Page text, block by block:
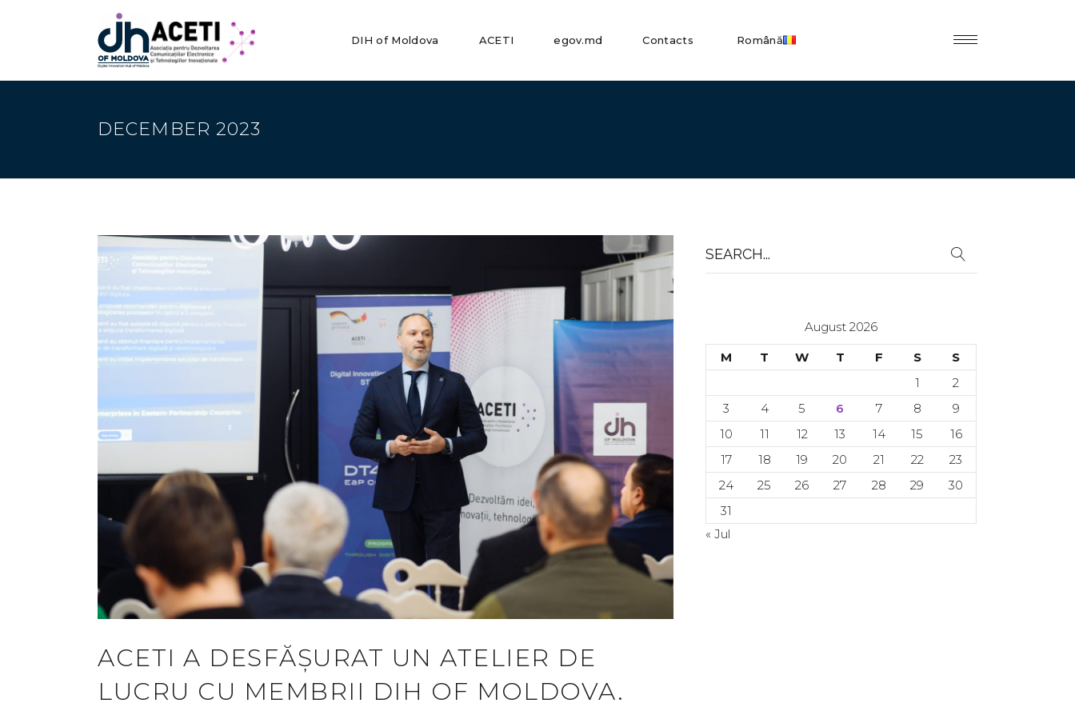
DIH of Moldova ACETI egov.md Contacts Română
DECEMBER 2023
ACETI A DESFĂȘURAT UN ATELIER DE
LUCRU CU MEMBRII DIH OF MOLDOVA.
for:
August 2026
M
T W T F S
S
1
2
3
4 5 6 7 8
9
10
11 12 13 14 15
16
17
18 19 20 21 22
23
24
25 26 27 28 29
30
31
« Jul